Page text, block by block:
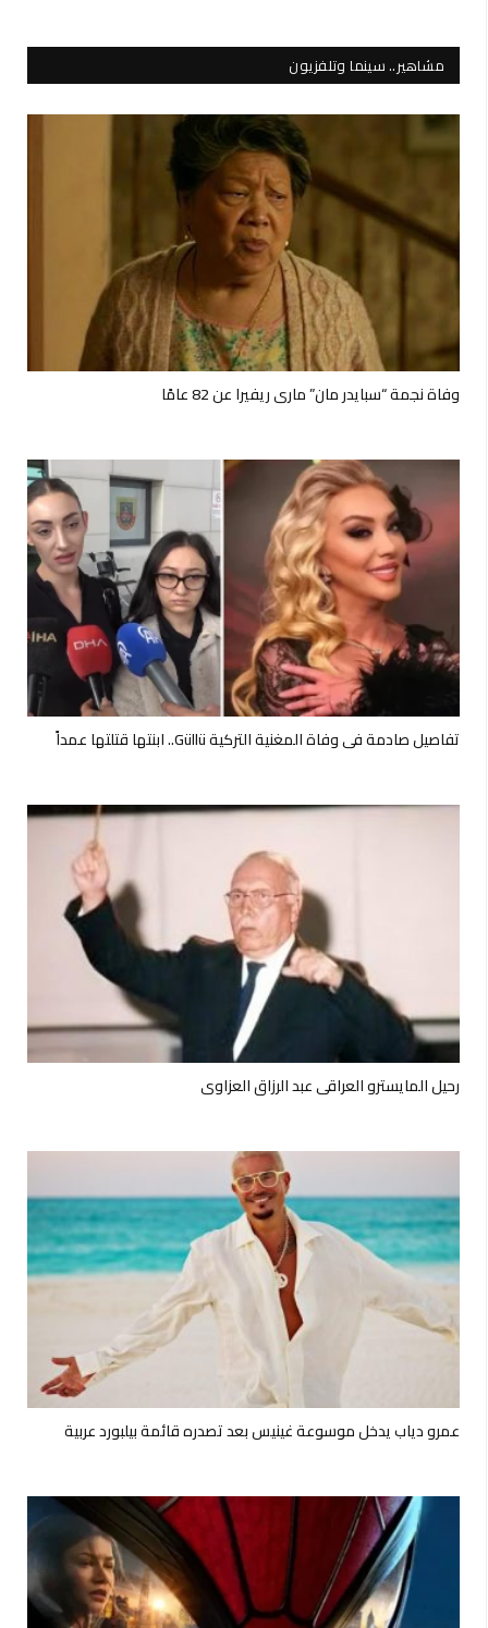
مشاهير.. سينما وتلفزيون
وفاة نجمة “سبايدر مان” ماري ريفيرا عن 82 عامًا
تفاصيل صادمة في وفاة المغنية التركية Güllü.. ابنتها قتلتها عمداً
رحيل المايسترو العراقي عبد الرزاق العزاوي
عمرو دياب يدخل موسوعة غينيس بعد تصدره قائمة بيلبورد عربية